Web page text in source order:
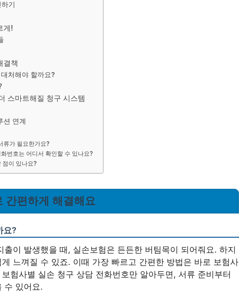
기
게!
결책
처해야 할까요?
스마트해질 청구 시스템
션 연계
류가 필요한가요?
번호는 어디서 확인할 수 있나요?
점이 있나요?
간편하게 해결해요
요?
이 발생했을 때, 실손보험은 든든한 버팀목이 되어줘요. 하지
느껴질 수 있죠. 이때 가장 빠르고 간편한 방법은 바로 보험사
험사별 실손 청구 상담 전화번호만 알아두면, 서류 준비부터
수 있어요.